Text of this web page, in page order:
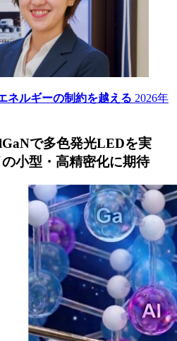
ネルギーの制約を越える 2026年
で多色発光LEDを実
小型・高精密化に期待